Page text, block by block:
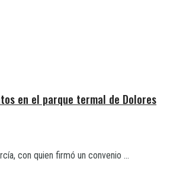
en el parque termal de Dolores
con quien firmó un convenio ...